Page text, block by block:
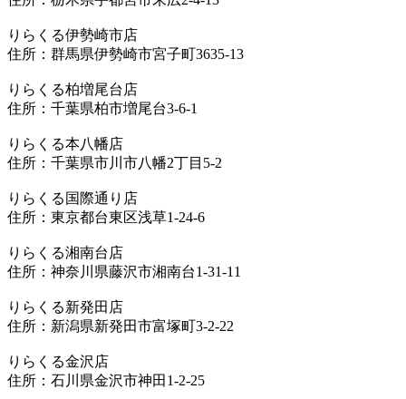
りらくる伊勢崎市店
住所：群馬県伊勢崎市宮子町3635-13
りらくる柏増尾台店
住所：千葉県柏市増尾台3-6-1
りらくる本八幡店
住所：千葉県市川市八幡2丁目5-2
りらくる国際通り店
住所：東京都台東区浅草1-24-6
りらくる湘南台店
住所：神奈川県藤沢市湘南台1-31-11
りらくる新発田店
住所：新潟県新発田市富塚町3-2-22
りらくる金沢店
住所：石川県金沢市神田1-2-25